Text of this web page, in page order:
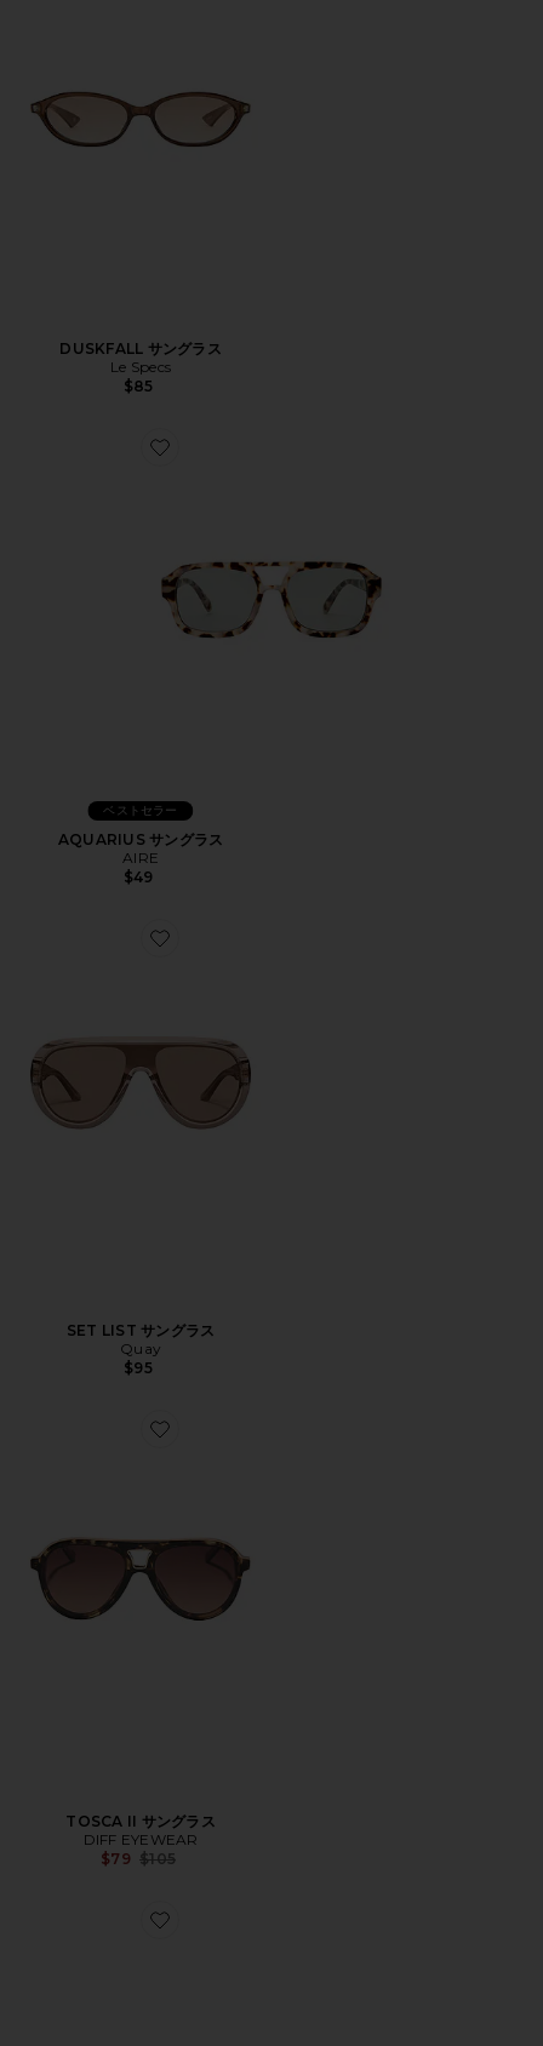
DUSKFALL サングラス
Le Specs
$85
Favorite AQUARIUS サングラス
ベストセラー
AQUARIUS サングラス
AIRE
$49
Favorite SET LIST サングラス
SET LIST サングラス
Quay
$95
Favorite TOSCA II サングラス
TOSCA II サングラス
DIFF EYEWEAR
$79 Previous price:
$105
Favorite JEN 002 サングラス